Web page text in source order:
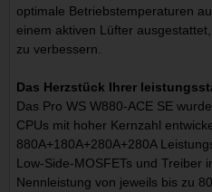
optimale Betriebstemperaturen
einem aktiven Lüfter
zu verbessern.
Das Herzstück Ihrer
Das Pro WS W880-ACE SE
CPUs mit hoher Kernzahl
880A+180A+280A+280A
Low-Side-MOSFETs und Treiber
Nennleistung von jeweils bis zu